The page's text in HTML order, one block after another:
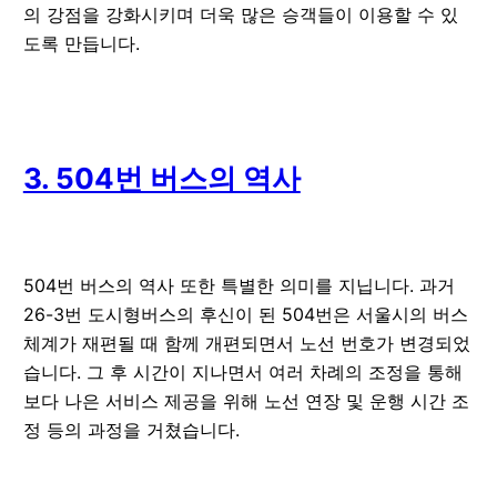
의 강점을 강화시키며 더욱 많은 승객들이 이용할 수 있
도록 만듭니다.
3. 504번 버스의 역사
504번 버스의 역사 또한 특별한 의미를 지닙니다. 과거
26-3번 도시형버스의 후신이 된 504번은 서울시의 버스
체계가 재편될 때 함께 개편되면서 노선 번호가 변경되었
습니다. 그 후 시간이 지나면서 여러 차례의 조정을 통해
보다 나은 서비스 제공을 위해 노선 연장 및 운행 시간 조
정 등의 과정을 거쳤습니다.